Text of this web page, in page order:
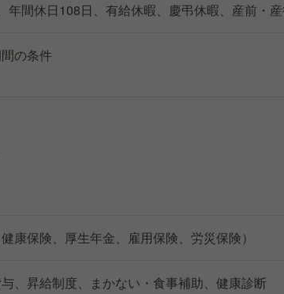
年間休日108日、有給休暇、慶弔休暇、産前・
の条件
康保険、厚生年金、雇用保険、労災保険）
、昇給制度、まかない・食事補助、健康診断